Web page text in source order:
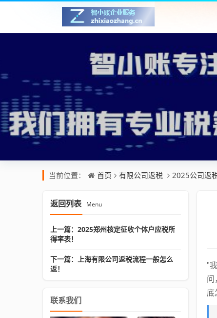
当前位置： 首页 有限公司返税 2025公司返
"
问
底
返回列表 Menu
上一篇：2025郑州核定征收个体户应税所
得率表！
下一篇：上海有限公司返税流程一般怎么
返！
联系我们